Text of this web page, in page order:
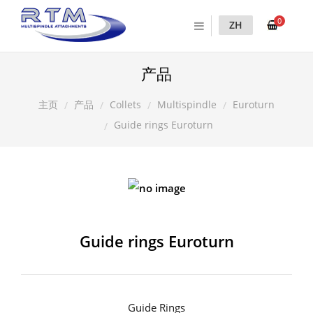
0
ZH
产品
主页 产品 Collets Multispindle
Euroturn
Guide rings Euroturn
Guide rings Euroturn
Guide Rings